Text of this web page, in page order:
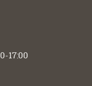
17:00